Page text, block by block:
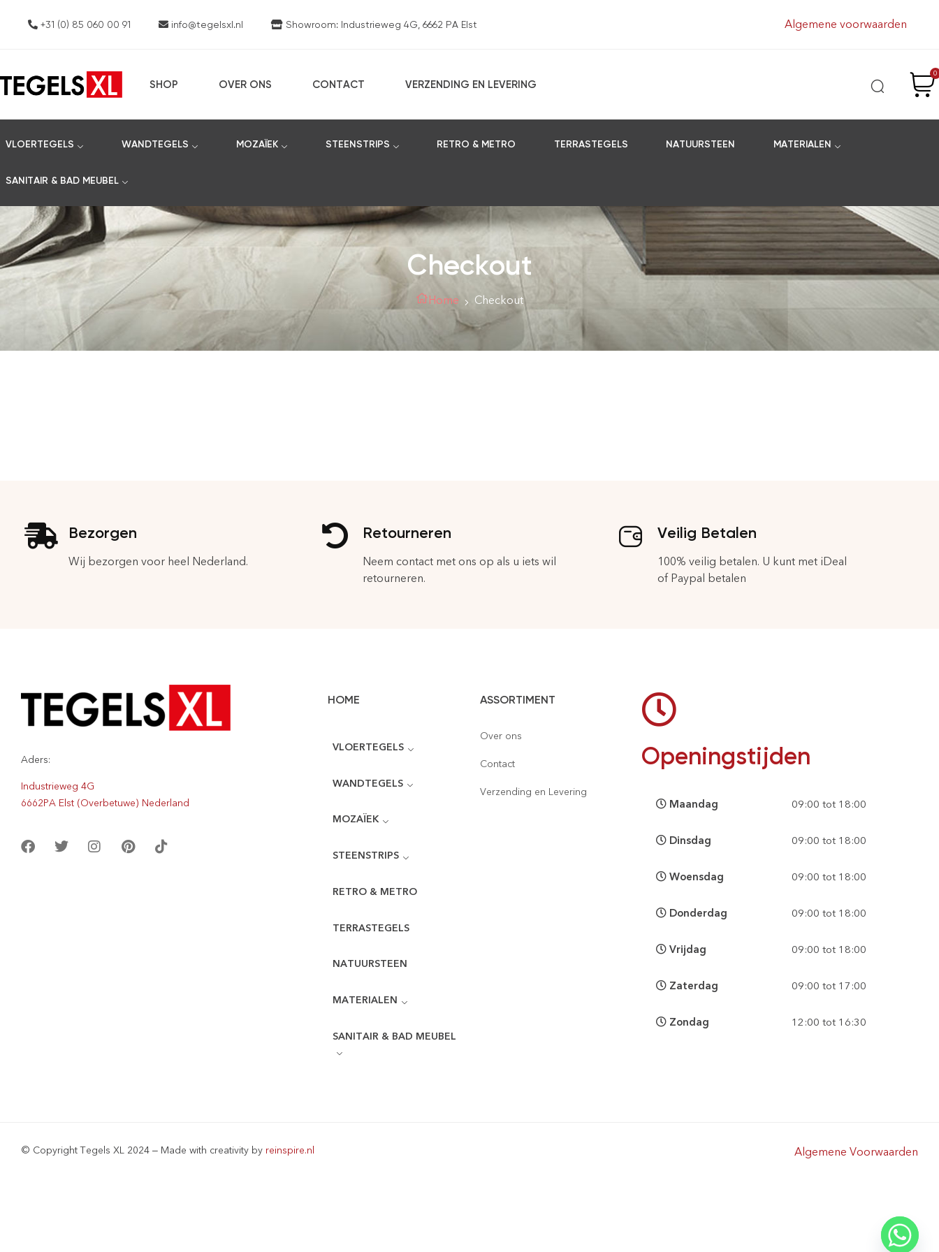
+31 (0) 85 060 00 91 info@tegelsxl.nl Showroom: Industrieweg 4G, 6662 PA Elst Algemene voorwaarden
SHOP OVER ONS CONTACT VERZENDING EN LEVERING
0
VLOERTEGELS WANDTEGELS MOZAÏEK STEENSTRIPS RETRO & METRO TERRASTEGELS NATUURSTEEN MATERIALEN
SANITAIR & BAD MEUBEL
Checkout
Home Checkout
Bezorgen
Wij bezorgen voor heel Nederland.
Retourneren
Neem contact met ons op als u iets wil
retourneren.
Veilig Betalen
100% veilig betalen. U kunt met iDeal
of Paypal betalen
Aders:
Industrieweg 4G
6662PA Elst (Overbetuwe) Nederland
HOME
VLOERTEGELS
WANDTEGELS
MOZAÏEK
STEENSTRIPS
RETRO & METRO
TERRASTEGELS
NATUURSTEEN
MATERIALEN
SANITAIR & BAD MEUBEL
ASSORTIMENT
Over ons
Contact
Verzending en Levering
Openingstijden
Maandag 09:00 tot 18:00
Dinsdag 09:00 tot 18:00
Woensdag 09:00 tot 18:00
Donderdag 09:00 tot 18:00
Vrijdag 09:00 tot 18:00
Zaterdag 09:00 tot 17:00
Zondag 12:00 tot 16:30
© Copyright Tegels XL 2024 – Made with creativity by reinspire.nl Algemene Voorwaarden